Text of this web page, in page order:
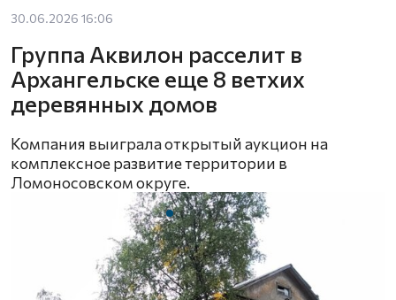
30.06.2026 16:06
Группа Аквилон расселит в
Архангельске еще 8 ветхих
деревянных домов
Компания выиграла открытый аукцион на
комплексное развитие территории в
Ломоносовском округе.